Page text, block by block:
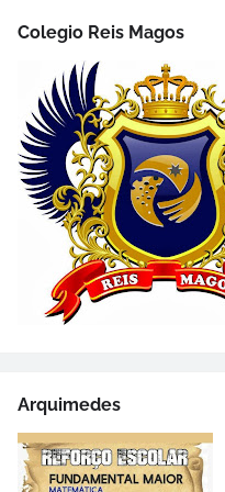
Colegio Reis Magos
Arquimedes